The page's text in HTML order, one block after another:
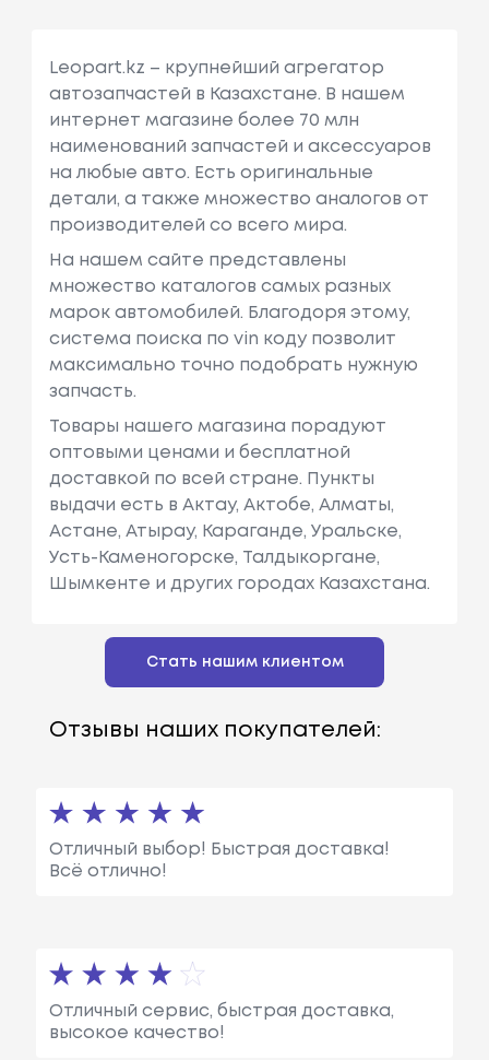
Leopart.kz – крупнейший агрегатор
автозапчастей в Казахстане. В нашем
интернет магазине более 70 млн
наименований запчастей и аксессуаров
на любые авто. Есть оригинальные
детали, а также множество аналогов от
производителей со всего мира.
На нашем сайте представлены
множество каталогов самых разных
марок автомобилей. Благодоря этому,
система поиска по vin коду позволит
максимально точно подобрать нужную
запчасть.
Товары нашего магазина порадуют
оптовыми ценами и бесплатной
доставкой по всей стране. Пункты
выдачи есть в Актау, Актобе, Алматы,
Астане, Атырау, Караганде, Уральске,
Усть-Каменогорске, Талдыкоргане,
Шымкенте и других городах Казахстана.
Стать нашим клиентом
Отзывы наших покупателей:
Отличный выбор! Быстрая доставка!
Всё отлично!
Отличный сервис, быстрая доставка,
высокое качество!